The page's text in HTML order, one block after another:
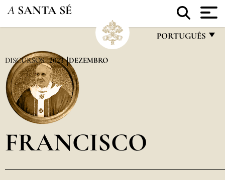
A SANTA SÉ
PORTUGUÊS
POLSKI
DISCURSOS 2023 DEZEMBRO
FRANCISCO